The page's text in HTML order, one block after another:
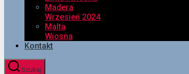
Madera
Wrzesień 2024
Malta
Wiosna
Kontakt
Szukaj